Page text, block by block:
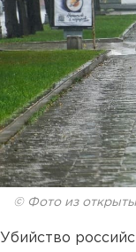
© Фото из
Убийство